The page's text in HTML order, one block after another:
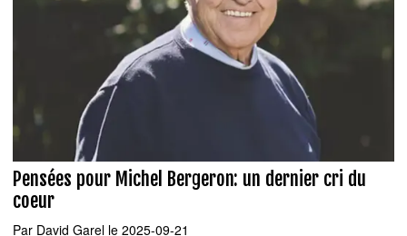
Pensées pour Michel Bergeron: un dernier cri du
coeur
Par David Garel le 2025-09-21